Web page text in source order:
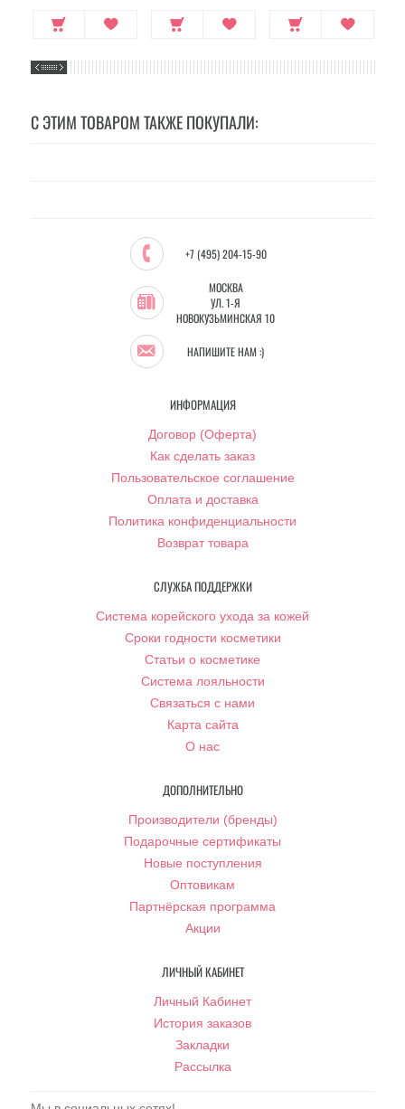
С ЭТИМ ТОВАРОМ ТАКЖЕ ПОКУПАЛИ:
+7 (495) 204-15-90
МОСКВА
УЛ. 1-Я
НОВОКУЗЬМИНСКАЯ 10
НАПИШИТЕ НАМ :)
ИНФОРМАЦИЯ
Договор (Оферта)
Как сделать заказ
Пользовательское соглашение
Оплата и доставка
Политика конфиденциальности
Возврат товара
СЛУЖБА ПОДДЕРЖКИ
Система корейского ухода за кожей
Сроки годности косметики
Статьи о косметике
Система лояльности
Связаться с нами
Карта сайта
О нас
ДОПОЛНИТЕЛЬНО
Производители (бренды)
Подарочные сертификаты
Новые поступления
Оптовикам
Партнёрская программа
Акции
ЛИЧНЫЙ КАБИНЕТ
Личный Кабинет
История заказов
Закладки
Рассылка